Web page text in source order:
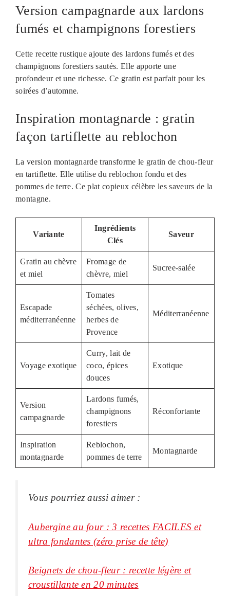
Version campagnarde aux lardons
fumés et champignons forestiers
Cette recette rustique ajoute des lardons fumés et des
champignons forestiers sautés. Elle apporte une
profondeur et une richesse. Ce gratin est parfait pour les
soirées d’automne.
Inspiration montagnarde : gratin
façon tartiflette au reblochon
La version montagnarde transforme le gratin de chou-fleur
en tartiflette. Elle utilise du reblochon fondu et des
pommes de terre. Ce plat copieux célèbre les saveurs de la
montagne.
Variante
Ingrédients
Clés
Saveur
Gratin au chèvre
et miel
Fromage de
chèvre, miel
Sucree-salée
Escapade
méditerranéenne
Tomates
séchées, olives,
herbes de
Provence
Méditerranéenne
Voyage exotique
Curry, lait de
coco, épices
douces
Exotique
Version
campagnarde
Lardons fumés,
champignons
forestiers
Réconfortante
Inspiration
montagnarde
Reblochon,
pommes de terre
Montagnarde
Vous pourriez aussi aimer :
Aubergine au four : 3 recettes FACILES et
ultra fondantes (zéro prise de tête)
Beignets de chou-fleur : recette légère et
croustillante en 20 minutes